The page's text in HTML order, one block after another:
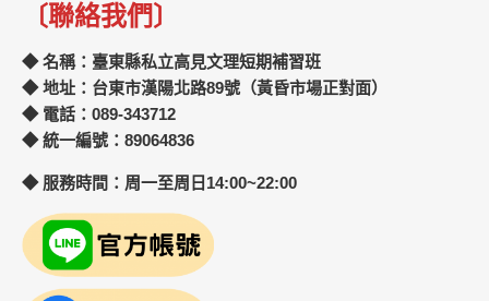
〔聯絡我們〕
◆ 名稱：臺東縣私立高見文理短期補習班
◆ 地址：台東市漢陽北路89號（黃昏市場正對面）
◆ 電話：089-343712
◆ 統一編號：89064836
◆ 服務時間：周一至周日14:00~22:00